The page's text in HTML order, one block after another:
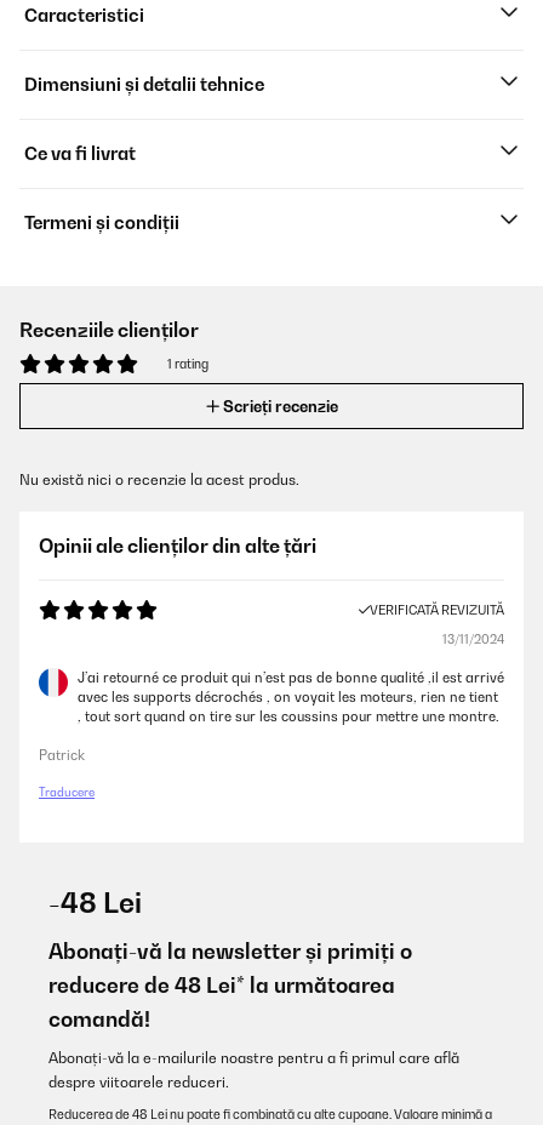
Caracteristici
Dimensiuni și detalii tehnice
Ce va fi livrat
Termeni și condiții
Recenziile clienților
1 rating
Scrieți recenzie
Nu există nici o recenzie la acest produs.
Opinii ale clienților din alte țări
VERIFICATĂ REVIZUITĂ
13/11/2024
J’ai retourné ce produit qui n’est pas de bonne qualité ,il est arrivé
avec les supports décrochés , on voyait les moteurs, rien ne tient
, tout sort quand on tire sur les coussins pour mettre une montre.
Patrick
Traducere
-48 Lei
Abonați-vă la newsletter și primiți o
reducere de 48 Lei* la următoarea
comandă!
Abonați-vă la e-mailurile noastre pentru a fi primul care află
despre viitoarele reduceri.
Reducerea de 48 Lei nu poate fi combinată cu alte cupoane. Valoare minimă a